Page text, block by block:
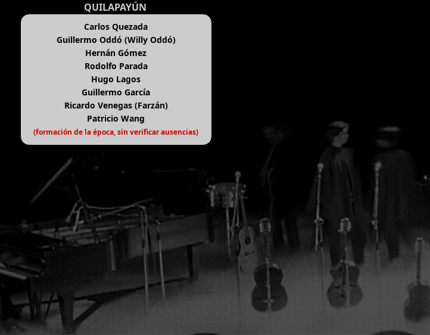
QUILAPAYÚN
Carlos Quezada
Guillermo Oddó (Willy Oddó)
Hernán Gómez
Rodolfo Parada
Hugo Lagos
Guillermo García
Ricardo Venegas (Farzán)
Patricio Wang
(formación de la época, sin verificar ausencias)